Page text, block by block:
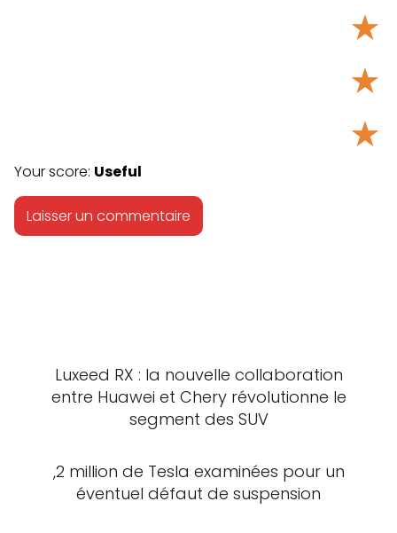
★
★
★
Your score: Useful
Luxeed RX : la nouvelle collaboration
entre Huawei et Chery révolutionne le
segment des SUV
,2 million de Tesla examinées pour un
éventuel défaut de suspension